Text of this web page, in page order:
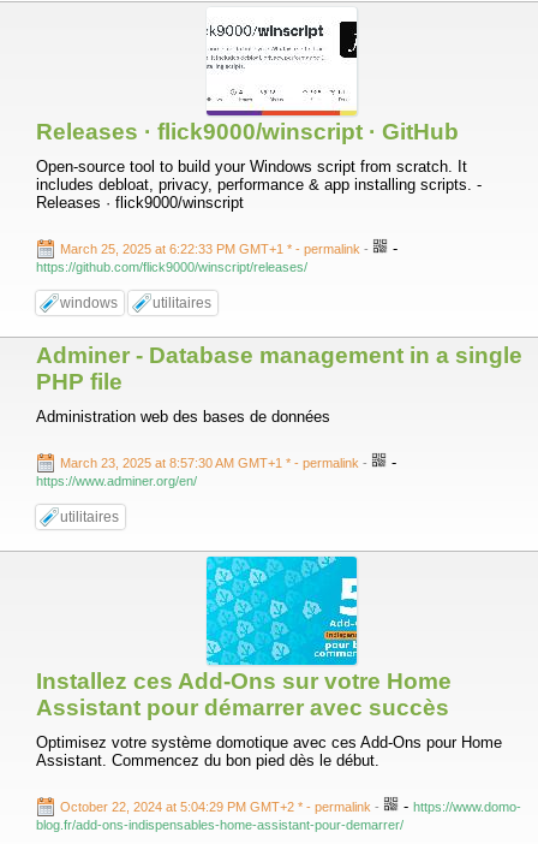
Releases · flick9000/winscript · GitHub
Open-source tool to build your Windows script from scratch. It
includes debloat, privacy, performance & app installing scripts. -
Releases · flick9000/winscript
March 25, 2025 at 6:22:33 PM GMT+1 * - permalink - -
https://github.com/flick9000/winscript/releases/
windows utilitaires
Adminer - Database management in a single
PHP file
Administration web des bases de données
March 23, 2025 at 8:57:30 AM GMT+1 * - permalink - -
https://www.adminer.org/en/
utilitaires
Installez ces Add-Ons sur votre Home
Assistant pour démarrer avec succès
Optimisez votre système domotique avec ces Add-Ons pour Home
Assistant. Commencez du bon pied dès le début.
October 22, 2024 at 5:04:29 PM GMT+2 * - permalink - - https://www.domo-
blog.fr/add-ons-indispensables-home-assistant-pour-demarrer/